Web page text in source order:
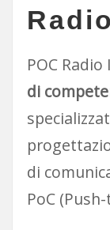
POC
di
di
PoC